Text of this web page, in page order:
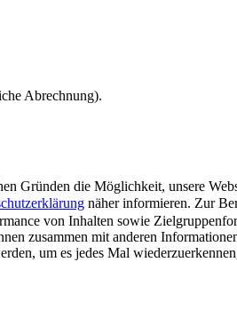
Abrechnung).
Gründen die Möglichkeit, unsere
näher informieren. Zur
von Inhalten sowie
zusammen mit anderen
um es jedes Mal